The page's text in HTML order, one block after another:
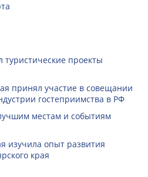
проекты
принял участие в совещании
гостеприимства в РФ
местам и событиям
изучила опыт развития
края